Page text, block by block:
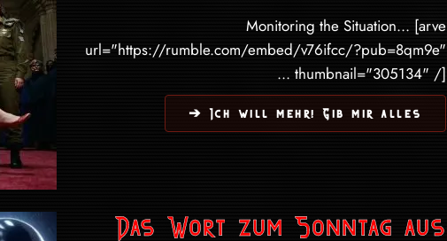
Monitoring the Situation... [arve
url="https://rumble.com/embed/v76ifcc/?pub=8qm9e"
thumbnail="305134" /] ...
Ich will mehr! Gib mir alles ➔
Das Wort zum Sonntag aus